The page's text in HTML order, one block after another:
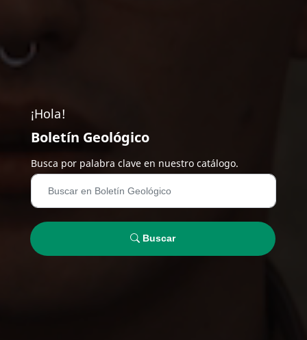
¡Hola!
Boletín Geológico
Busca por palabra clave en nuestro catálogo.
Buscar